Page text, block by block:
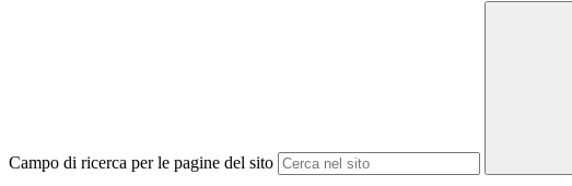
Campo di ricerca per le pagine del sito